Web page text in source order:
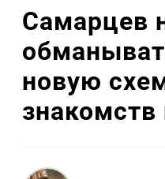
Самарцев
новую
знакомств